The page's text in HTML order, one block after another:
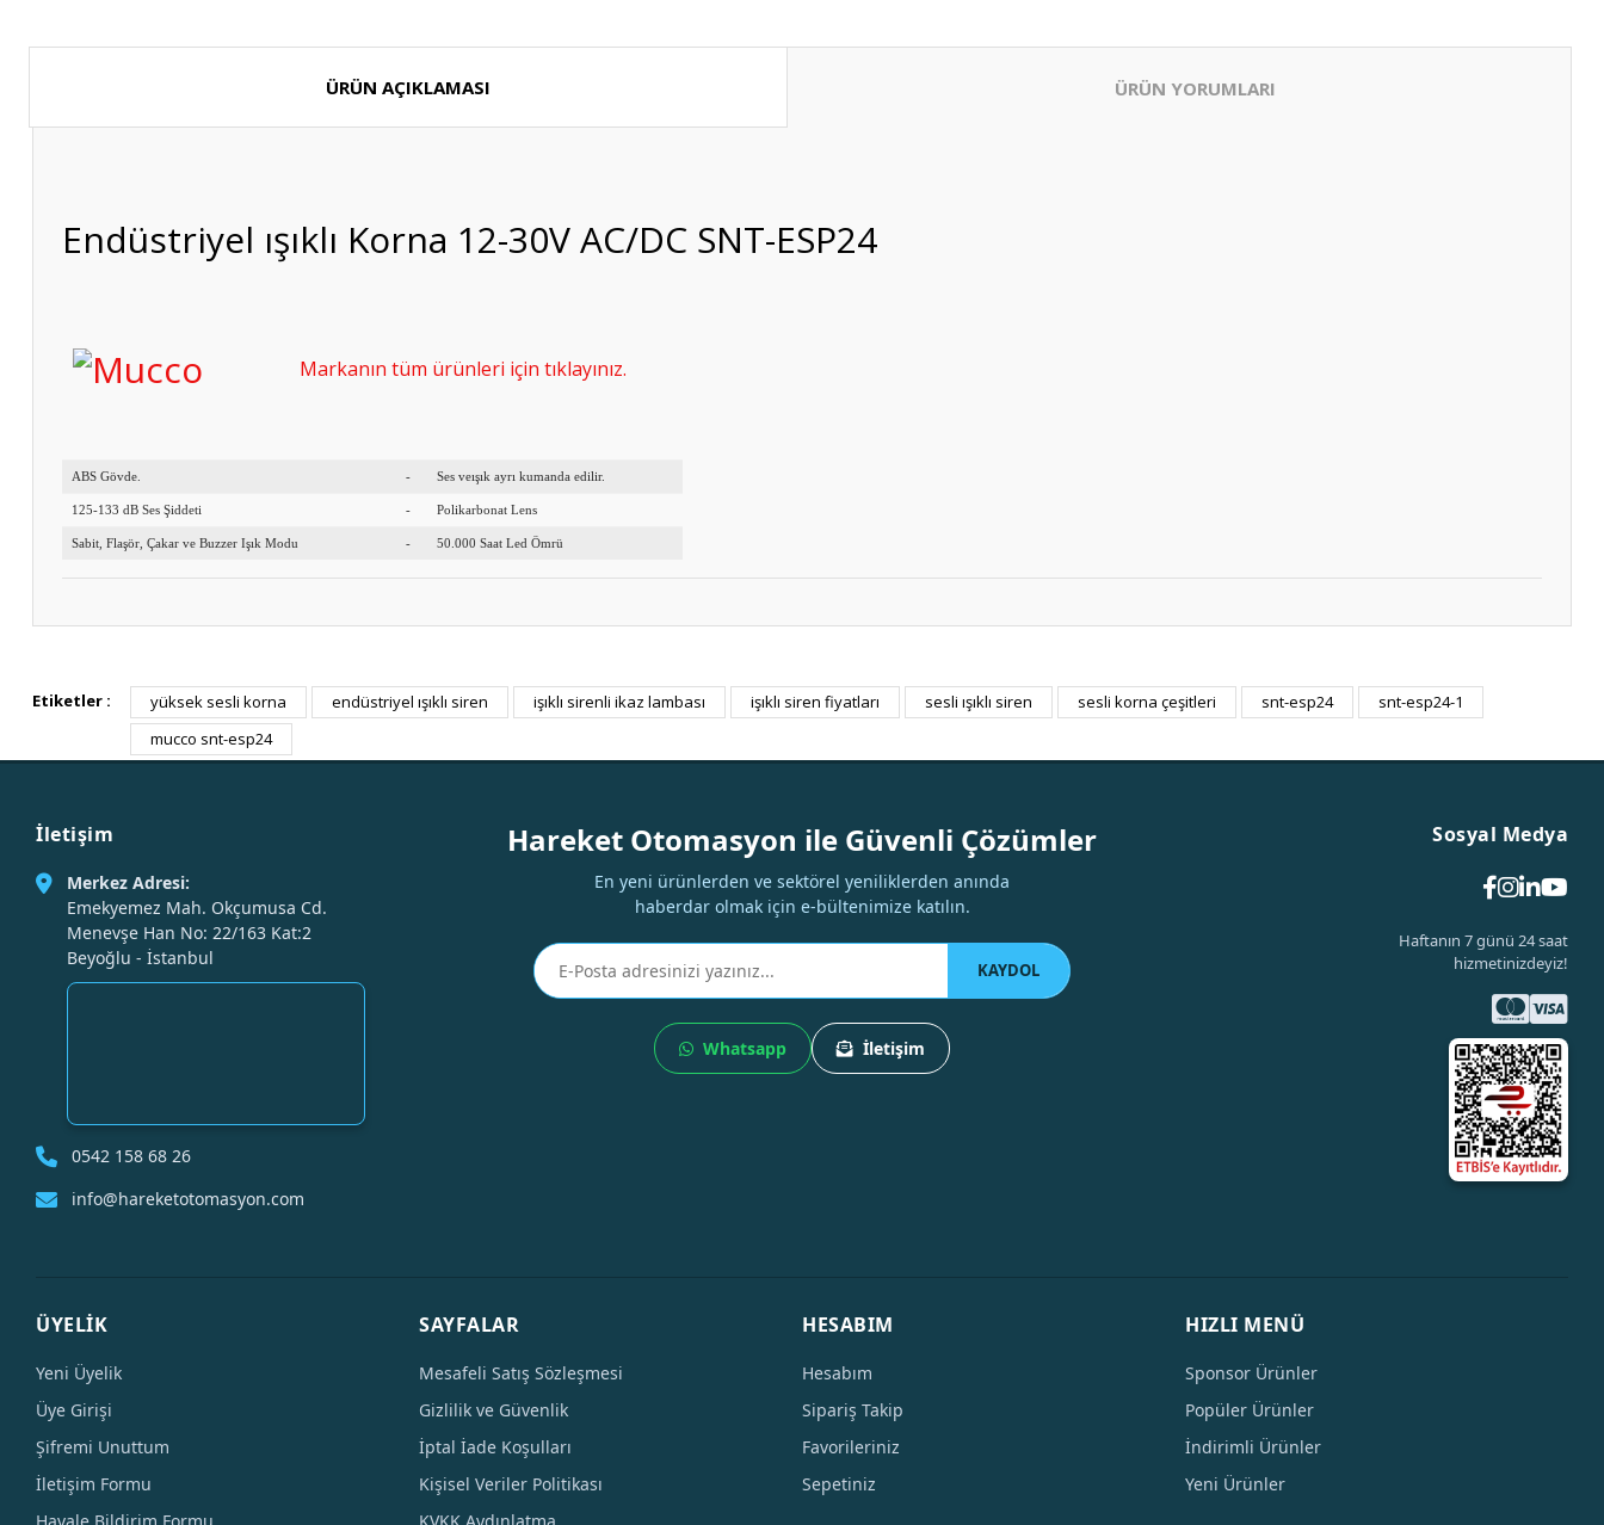
ÜRÜN AÇIKLAMASI ÜRÜN YORUMLARI
Endüstriyel ışıklı Korna 12-30V AC/DC SNT-ESP24
Markanın tüm ürünleri için tıklayınız.
ABS Gövde. - Ses veışık ayrı kumanda edilir.
125-133 dB Ses Şiddeti - Polikarbonat Lens
Sabit, Flaşör, Çakar ve Buzzer Işık Modu - 50.000 Saat Led Ömrü
Bu ürüne ilk yorumu siz yapın!
Etiketler : yüksek sesli korna endüstriyel ışıklı siren işıklı sirenli ikaz lambası işıklı siren fiyatları sesli ışıklı siren sesli korna çeşitleri snt-esp24
snt-esp24-1
mucco snt-esp24
İletişim
Merkez Adresi:
Emekyemez Mah. Okçumusa Cd.
Menevşe Han No: 22/163 Kat:2
Beyoğlu - İstanbul
0542 158 68 26
info@hareketotomasyon.com
Hareket Otomasyon ile Güvenli Çözümler
En yeni ürünlerden ve sektörel yeniliklerden anında
haberdar olmak için e-bültenimize katılın.
KAYDOL
Whatsapp İletişim
Sosyal Medya
Haftanın 7 günü 24 saat
hizmetinizdeyiz!
ÜYELİK
Yeni Üyelik
Üye Girişi
Şifremi Unuttum
İletişim Formu
SAYFALAR
Mesafeli Satış Sözleşmesi
Gizlilik ve Güvenlik
İptal İade Koşulları
Kişisel Veriler Politikası
HESABIM
Hesabım
Sipariş Takip
Favorileriniz
Sepetiniz
HIZLI MENÜ
Sponsor Ürünler
Popüler Ürünler
İndirimli Ürünler
Yeni Ürünler